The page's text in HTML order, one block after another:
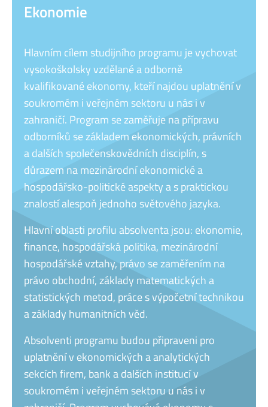
Ekonomie
Hlavním cílem studijního programu je vychovat
vysokoškolsky vzdělané a odborně
kvalifikované ekonomy, kteří najdou uplatnění v
soukromém i veřejném sektoru u nás i v
zahraničí. Program se zaměřuje na přípravu
odborníků se základem ekonomických, právních
a dalších společenskovědních disciplín, s
důrazem na mezinárodní ekonomické a
hospodářsko-politické aspekty a s praktickou
znalostí alespoň jednoho světového jazyka.
Hlavní oblasti profilu absolventa jsou: ekonomie,
finance, hospodářská politika, mezinárodní
hospodářské vztahy, právo se zaměřením na
právo obchodní, základy matematických a
statistických metod, práce s výpočetní technikou
a základy humanitních věd.
Absolventi programu budou připraveni pro
uplatnění v ekonomických a analytických
sekcích firem, bank a dalších institucí v
soukromém i veřejném sektoru u nás i v